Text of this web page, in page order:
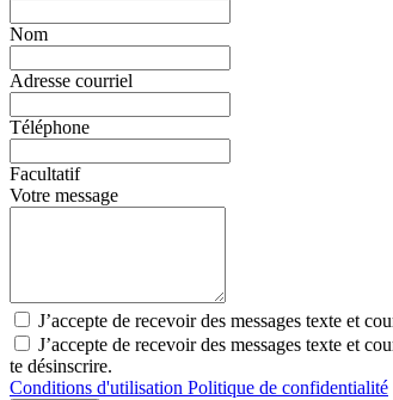
Nom
Adresse courriel
Téléphone
Facultatif
Votre message
J’accepte de recevoir des messages texte et
J’accepte de recevoir des messages texte et
te désinscrire.
Conditions d'utilisation Politique de confidentialité